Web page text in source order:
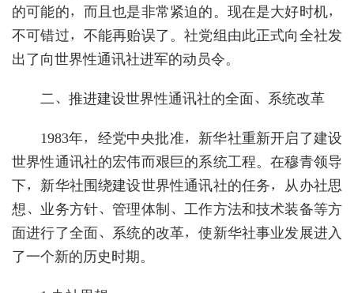
的可能的，而且也是非常紧迫的。现在是大好时机，
不可错过，不能再贻误了。社党组由此正式向全社发
出了向世界性通讯社进军的动员令。
二、推进建设世界性通讯社的全面、系统改革
1983年，经党中央批准，新华社重新开启了建设
世界性通讯社的宏伟而艰巨的系统工程。在穆青领导
下，新华社围绕建设世界性通讯社的任务，从办社思
想、业务方针、管理体制、工作方法和技术装备等方
面进行了全面、系统的改革，使新华社事业发展进入
了一个新的历史时期。